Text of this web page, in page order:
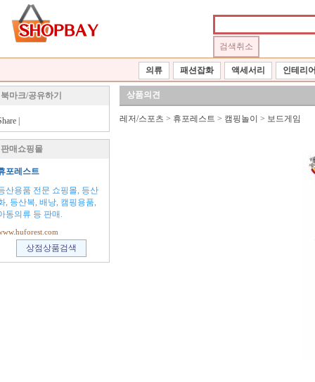
의류 패션잡화 액세서리 인테리
북마크/공유하기
판매쇼핑몰
포레스트
산용품 전문 쇼핑몰, 등산
, 등산복, 배낭, 캠핑용품,
동의류 등 판매.
상품의견
레저/스포츠 > 휴포레스트 > 캠핑놀이 > 보드게임